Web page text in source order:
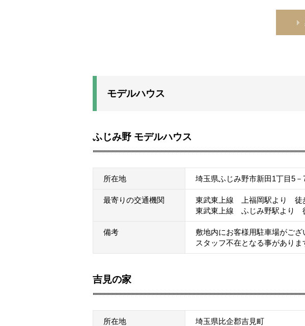
モデルハウス
ふじみ野 モデルハウス
所在地 埼玉県ふじみ野市新田1丁目5－
最寄りの交通機関
東武東上線 上福岡駅より 徒
東武東上線 ふじみ野駅より
備考
敷地内にお客様用駐車場がござ
スタッフ不在となる事があり
吉見の家
所在地 埼玉県比企郡吉見町